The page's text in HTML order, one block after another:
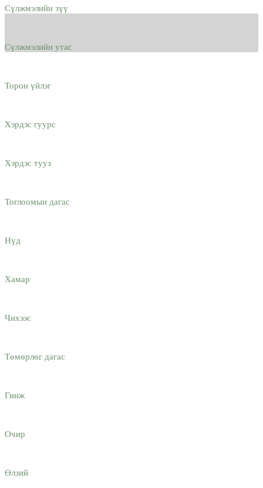
Сүлжмэлийн зүү
Сүлжмэлийн утас
Торон үйлэг
Хэрдэс гуурс
Хэрдэс тууз
Тоглоомын дагас
Нүд
Хамар
Чихээс
Төмөрлөг дагас
Гинж
Очир
Өлзий